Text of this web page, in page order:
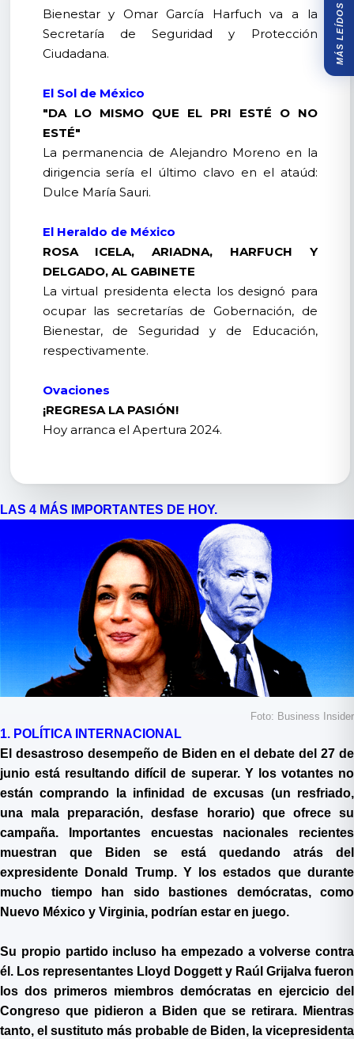
Bienestar y Omar García Harfuch va a la
Secretaría de Seguridad y Protección
Ciudadana.
El Sol de México
"DA LO MISMO QUE EL PRI ESTÉ O NO
ESTÉ"
La permanencia de Alejandro Moreno en la
dirigencia sería el último clavo en el ataúd:
Dulce María Sauri.
El Heraldo de México
ROSA ICELA, ARIADNA, HARFUCH Y
DELGADO, AL GABINETE
La virtual presidenta electa los designó para
ocupar las secretarías de Gobernación, de
Bienestar, de Seguridad y de Educación,
respectivamente.
Ovaciones
¡REGRESA LA PASIÓN!
Hoy arranca el Apertura 2024.
LAS 4 MÁS IMPORTANTES DE HOY.
Foto: Business Insider
1. POLÍTICA INTERNACIONAL
El desastroso desempeño de Biden en el debate del 27 de
junio está resultando difícil de superar. Y los votantes no
están comprando la infinidad de excusas (un resfriado,
una mala preparación, desfase horario) que ofrece su
campaña. Importantes encuestas nacionales recientes
muestran que Biden se está quedando atrás del
expresidente Donald Trump. Y los estados que durante
mucho tiempo han sido bastiones demócratas, como
Nuevo México y Virginia, podrían estar en juego.
Su propio partido incluso ha empezado a volverse contra
él. Los representantes Lloyd Doggett y Raúl Grijalva fueron
los dos primeros miembros demócratas en ejercicio del
Congreso que pidieron a Biden que se retirara. Mientras
tanto, el sustituto más probable de Biden, la vicepresidenta
MÁS LEÍDOS